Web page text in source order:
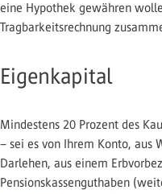
eine Hypothek gewähren
Tragbarkeitsrechnung
Eigenkapital
Mindestens 20 Prozent des
– sei es von Ihrem Konto, aus
Darlehen, aus einem
Pensionskassenguthaben